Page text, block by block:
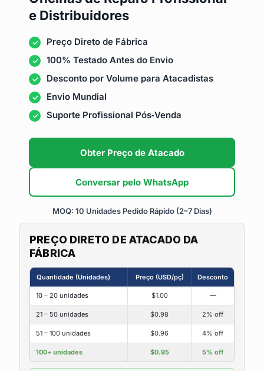
e Distribuidores
Preço Direto de Fábrica
100% Testado Antes do Envio
Desconto por Volume para Atacadistas
Envio Mundial
Suporte Profissional Pós‑Venda
Obter Preço de Atacado
Conversar pelo WhatsApp
MOQ: 10 Unidades Pedido Rápido (2–7 Dias)
PREÇO DIRETO DE ATACADO DA
FÁBRICA
Quantidade (Unidades) Preço (USD/pç) Desconto
10 – 20 unidades $1.00 —
21 – 50 unidades $0.98 2% off
51 – 100 unidades $0.96 4% off
100+ unidades $0.95 5% off